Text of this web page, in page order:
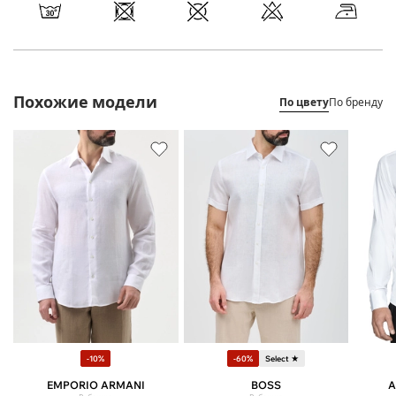
Похожие модели По цветуПо бренду
-10%
EMPORIO ARMANI
-60% Select ★
BOSS